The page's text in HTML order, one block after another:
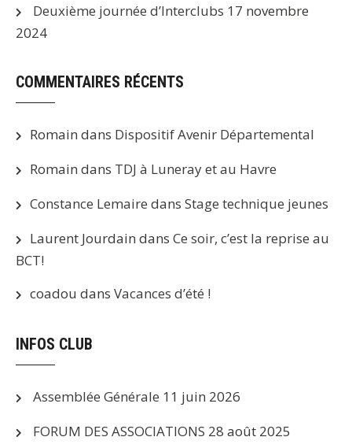
Deuxième journée d’Interclubs 17 novembre
2024
COMMENTAIRES RÉCENTS
Romain dans Dispositif Avenir Départemental
Romain dans TDJ à Luneray et au Havre
Constance Lemaire dans Stage technique jeunes
Laurent Jourdain dans Ce soir, c’est la reprise au
BCT!
coadou dans Vacances d’été !
INFOS CLUB
Assemblée Générale 11 juin 2026
FORUM DES ASSOCIATIONS 28 août 2025